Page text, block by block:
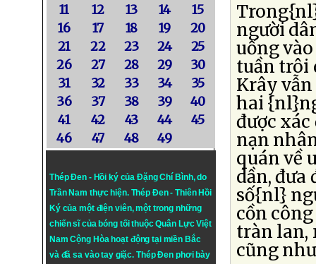
11
12 13 14
15
16
17 18 19
20
21
22 23 24
25
26
27 28 29
30
31
32 33 34
35
36
37 38 39
40
41
42 43 44
45
46
47 48 49
Thép Đen - Hồi ký của Đặng Chí Bình, do
Trần Nam thực hiện. Thép Đen- Thiên Hồi
Ký của một điện viên, một trong những
chiến sĩ của bóng tối thuộc Quân Lực Việt
Nam Cộng Hòa hoạt động tại miền Bắc
và đã sa vào tay giặc. Thép Đen phơi bày
người
uống
tuần trôi
Krây
hai
được
nạn
quán về
dần, đưa
số{nl}
cồn
tràn lan,
cũng